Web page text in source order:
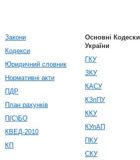
Закони
Кодекси
Юридичний словник
Нормативні акти
ПДР
План рахунків
П(С)БО
КВЕД-2010
КП
Основні Кодески
України
ГКУ
ЗКУ
КАСУ
КЗпПУ
ККУ
КУпАП
ПКУ
СКУ